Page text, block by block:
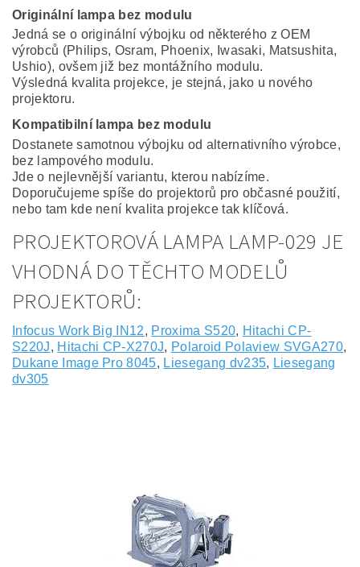
Originální lampa bez modulu
Jedná se o originální výbojku od některého z OEM
výrobců (Philips, Osram, Phoenix, Iwasaki, Matsushita,
Ushio), ovšem již bez montážního modulu.
Výsledná kvalita projekce, je stejná, jako u nového
projektoru.
Kompatibilní lampa bez modulu
Dostanete samotnou výbojku od alternativního výrobce,
bez lampového modulu.
Jde o nejlevnější variantu, kterou nabízíme.
Doporučujeme spíše do projektorů pro občasné použití,
nebo tam kde není kvalita projekce tak klíčová.
PROJEKTOROVÁ LAMPA LAMP-029 JE
VHODNÁ DO TĚCHTO MODELŮ
PROJEKTORŮ:
Infocus Work Big IN12, Proxima S520, Hitachi CP-
S220J, Hitachi CP-X270J, Polaroid Polaview SVGA270,
Dukane Image Pro 8045, Liesegang dv235, Liesegang
dv305